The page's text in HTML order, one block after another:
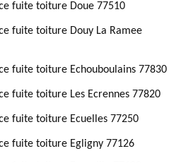
fuite toiture Doue 77510
fuite toiture Douy La Ramee
fuite toiture Echouboulains 77830
fuite toiture Les Ecrennes 77820
fuite toiture Ecuelles 77250
fuite toiture Egligny 77126